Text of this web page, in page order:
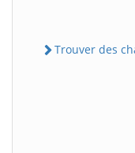
Trouver des